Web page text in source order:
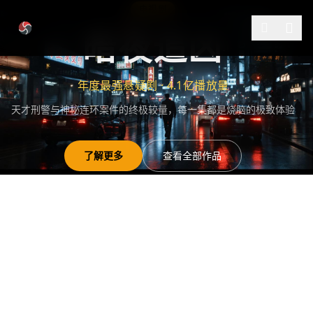
暗夜追凶
年度最强悬疑剧 · 4.1亿播放量
天才刑警与神秘连环案件的终极较量，每一集都是烧脑的极致体验
了解更多 查看全部作品